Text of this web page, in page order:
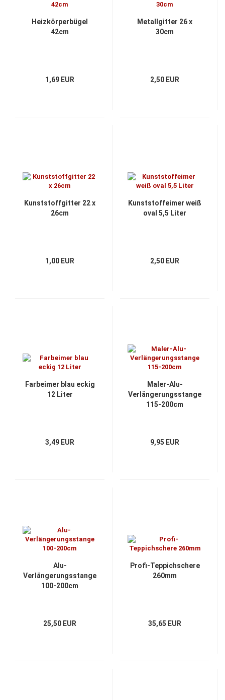
Heizkörperbügel
42cm
1,69 EUR
Metallgitter 26 x
30cm
2,50 EUR
Kunststoffgitter 22 x
26cm
1,00 EUR
Kunststoffeimer weiß
oval 5,5 Liter
2,50 EUR
Farbeimer blau eckig
12 Liter
3,49 EUR
Maler-Alu-
Verlängerungsstange
115-200cm
9,95 EUR
Alu-
Verlängerungsstange
100-200cm
25,50 EUR
Profi-Teppichschere
260mm
35,65 EUR